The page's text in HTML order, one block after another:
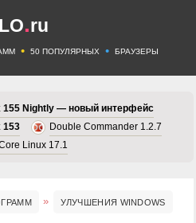
.ru
• 50 ПОПУЛЯРНЫХ • БРАУЗЕРЫ
155 Nightly — новый интерфейс
153
Double Commander 1.2.7
Linux 17.1
УЛУЧШЕНИЯ WINDOWS